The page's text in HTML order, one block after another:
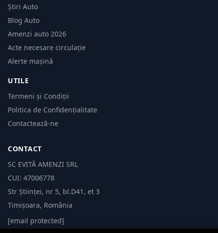
Știri Auto
Blog Auto
Amenzi auto 2026
Acte necesare circulație
Alerte mașină
UTILE
Termeni și Condiții
Politica de Confidențialitate
Contactează-ne
CONTACT
SC EVITĂ AMENZI SRL
CUI: 47006778
Str Științei, nr 5, bl.D41, et 3
Timișoara, România
[email protected]